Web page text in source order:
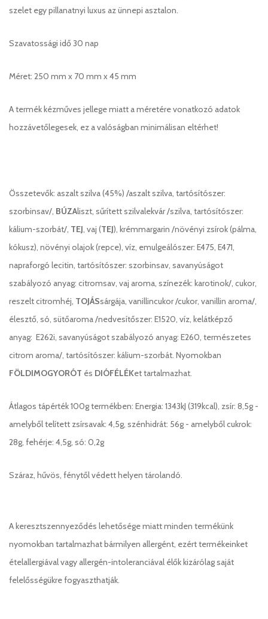
szelet egy pillanatnyi luxus az ünnepi asztalon.
Szavatossági idő 30 nap
Méret: 250 mm x 70 mm x 45 mm
A termék kézműves jellege miatt a méretére vonatkozó adatok
hozzávetőlegesek, ez a valóságban minimálisan eltérhet!
Összetevők: aszalt szilva (45%) /aszalt szilva, tartósítószer:
szorbinsav/, BÚZAliszt, sűrített szilvalekvár /szilva, tartósítószer:
kálium-szorbát/, TEJ, vaj (TEJ), krémmargarin /növényi zsírok (pálma,
kókusz), növényi olajok (repce), víz, emulgeálószer: E475, E471,
napraforgó lecitin, tartósítószer: szorbinsav, savanyúságot
szabályozó anyag: citromsav, vaj aroma, színezék: karotinok/, cukor,
reszelt citromhéj, TOJÁSsárgája, vanillincukor /cukor, vanillin aroma/,
élesztő, só, sütőaroma /nedvesítőszer: E1520, víz, kelátképző
anyag: E262i, savanyúságot szabályozó anyag: E260, természetes
citrom aroma/, tartósítószer: kálium-szorbát. Nyomokban
FÖLDIMOGYORÓT és DIÓFÉLÉKet tartalmazhat.
Átlagos tápérték 100g termékben: Energia: 1343kJ (319kcal), zsír: 8,5g -
amelyből telített zsírsavak: 4,5g, szénhidrát: 56g - amelyből cukrok:
28g, fehérje: 4,5g, só: 0,2g
Száraz, hűvös, fénytől védett helyen tárolandó.
A keresztszennyeződés lehetősége miatt minden termékünk
nyomokban tartalmazhat bármilyen allergént, ezért termékeinket
ételallergiával vagy allergén-intoleranciával élők kizárólag saját
felelősségükre fogyaszthatják.